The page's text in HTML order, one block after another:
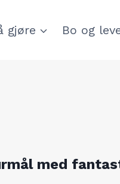
gjøre Bo og
med